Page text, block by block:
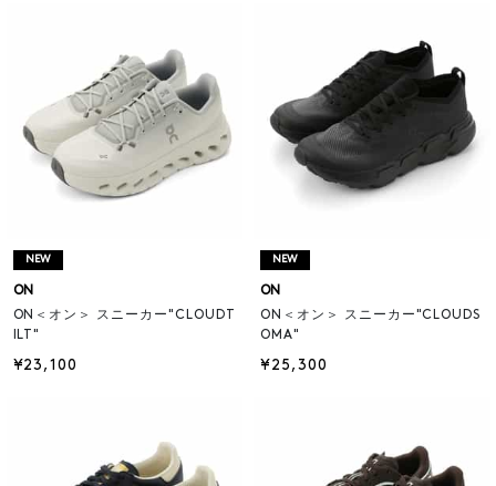
NEW
ON
ON＜オン＞ スニーカー"CLOUDT
ILT"
¥23,100
NEW
ON
ON＜オン＞ スニーカー"CLOUDS
OMA"
¥25,300